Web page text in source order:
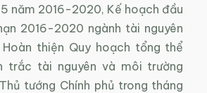
năm 2016-2020, Kế hoạch đầu
2016-2020 ngành tài nguyên
thiện Quy hoạch tổng thể
trắc tài nguyên và môi trường
tướng Chính phủ trong tháng